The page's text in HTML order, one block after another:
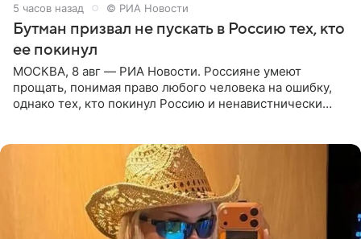
5 часов назад © РИА Новости
Бутман призвал не пускать в Россию тех, кто
ее покинул
МОСКВА, 8 авг — РИА Новости. Россияне умеют
прощать, понимая право любого человека на ошибку,
однако тех, кто покинул Россию и ненавистнически